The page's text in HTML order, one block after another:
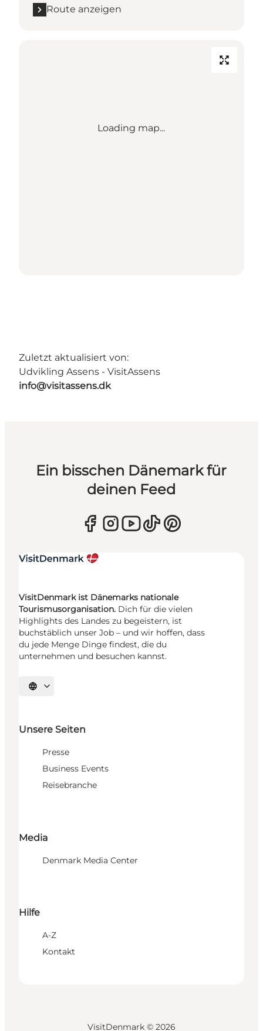
Route anzeigen
Loading map...
Zuletzt aktualisiert von:
Udvikling Assens - VisitAssens
info@visitassens.dk
Ein bisschen Dänemark für
deinen Feed
VisitDenmark ist Dänemarks nationale
Tourismusorganisation. Dich für die vielen
Highlights des Landes zu begeistern, ist
buchstäblich unser Job – und wir hoffen, dass
du jede Menge Dinge findest, die du
unternehmen und besuchen kannst.
Sprache auswählen
Unsere Seiten
Presse
Business Events
Reisebranche
Media
Denmark Media Center
Hilfe
A-Z
Kontakt
VisitDenmark © 2026